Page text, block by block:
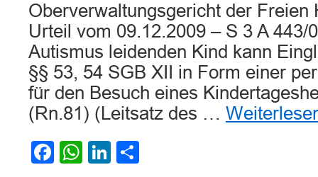
Oberverwaltungsgericht der Freien
Urteil vom 09.12.2009 – S 3 A 443/
Autismus leidenden Kind kann
§§ 53, 54 SGB XII in Form einer
für den Besuch eines
(Rn.81) (Leitsatz des …
Facebook
WhatsApp
LinkedIn